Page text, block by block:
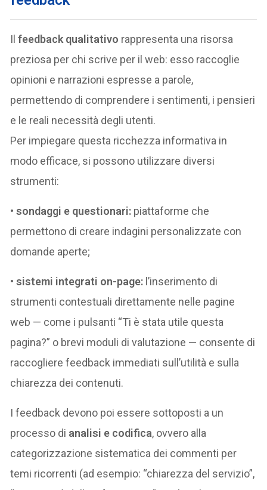
Ilfeedback qualitativo rappresenta una risorsa
preziosa per chi scrive per il web: esso raccoglie
opinioni e narrazioni espresse a parole,
permettendo di comprendere i sentimenti, i pensieri
e le reali necessità degli utenti.
Per impiegare questa ricchezza informativa in
modo efficace, si possono utilizzare diversi
strumenti:
•sondaggi e questionari: piattaforme che
permettono di creare indagini personalizzate con
domande aperte;
•sistemi integrati on-page: l’inserimento di
strumenti contestuali direttamente nelle pagine
web — come i pulsanti “Ti è stata utile questa
pagina?” o brevi moduli di valutazione — consente di
raccogliere feedback immediati sull’utilità e sulla
chiarezza dei contenuti.
I feedback devono poi essere sottoposti a un
processo di analisi e codifica, ovvero alla
categorizzazione sistematica dei commenti per
temi ricorrenti (ad esempio: “chiarezza del servizio”,